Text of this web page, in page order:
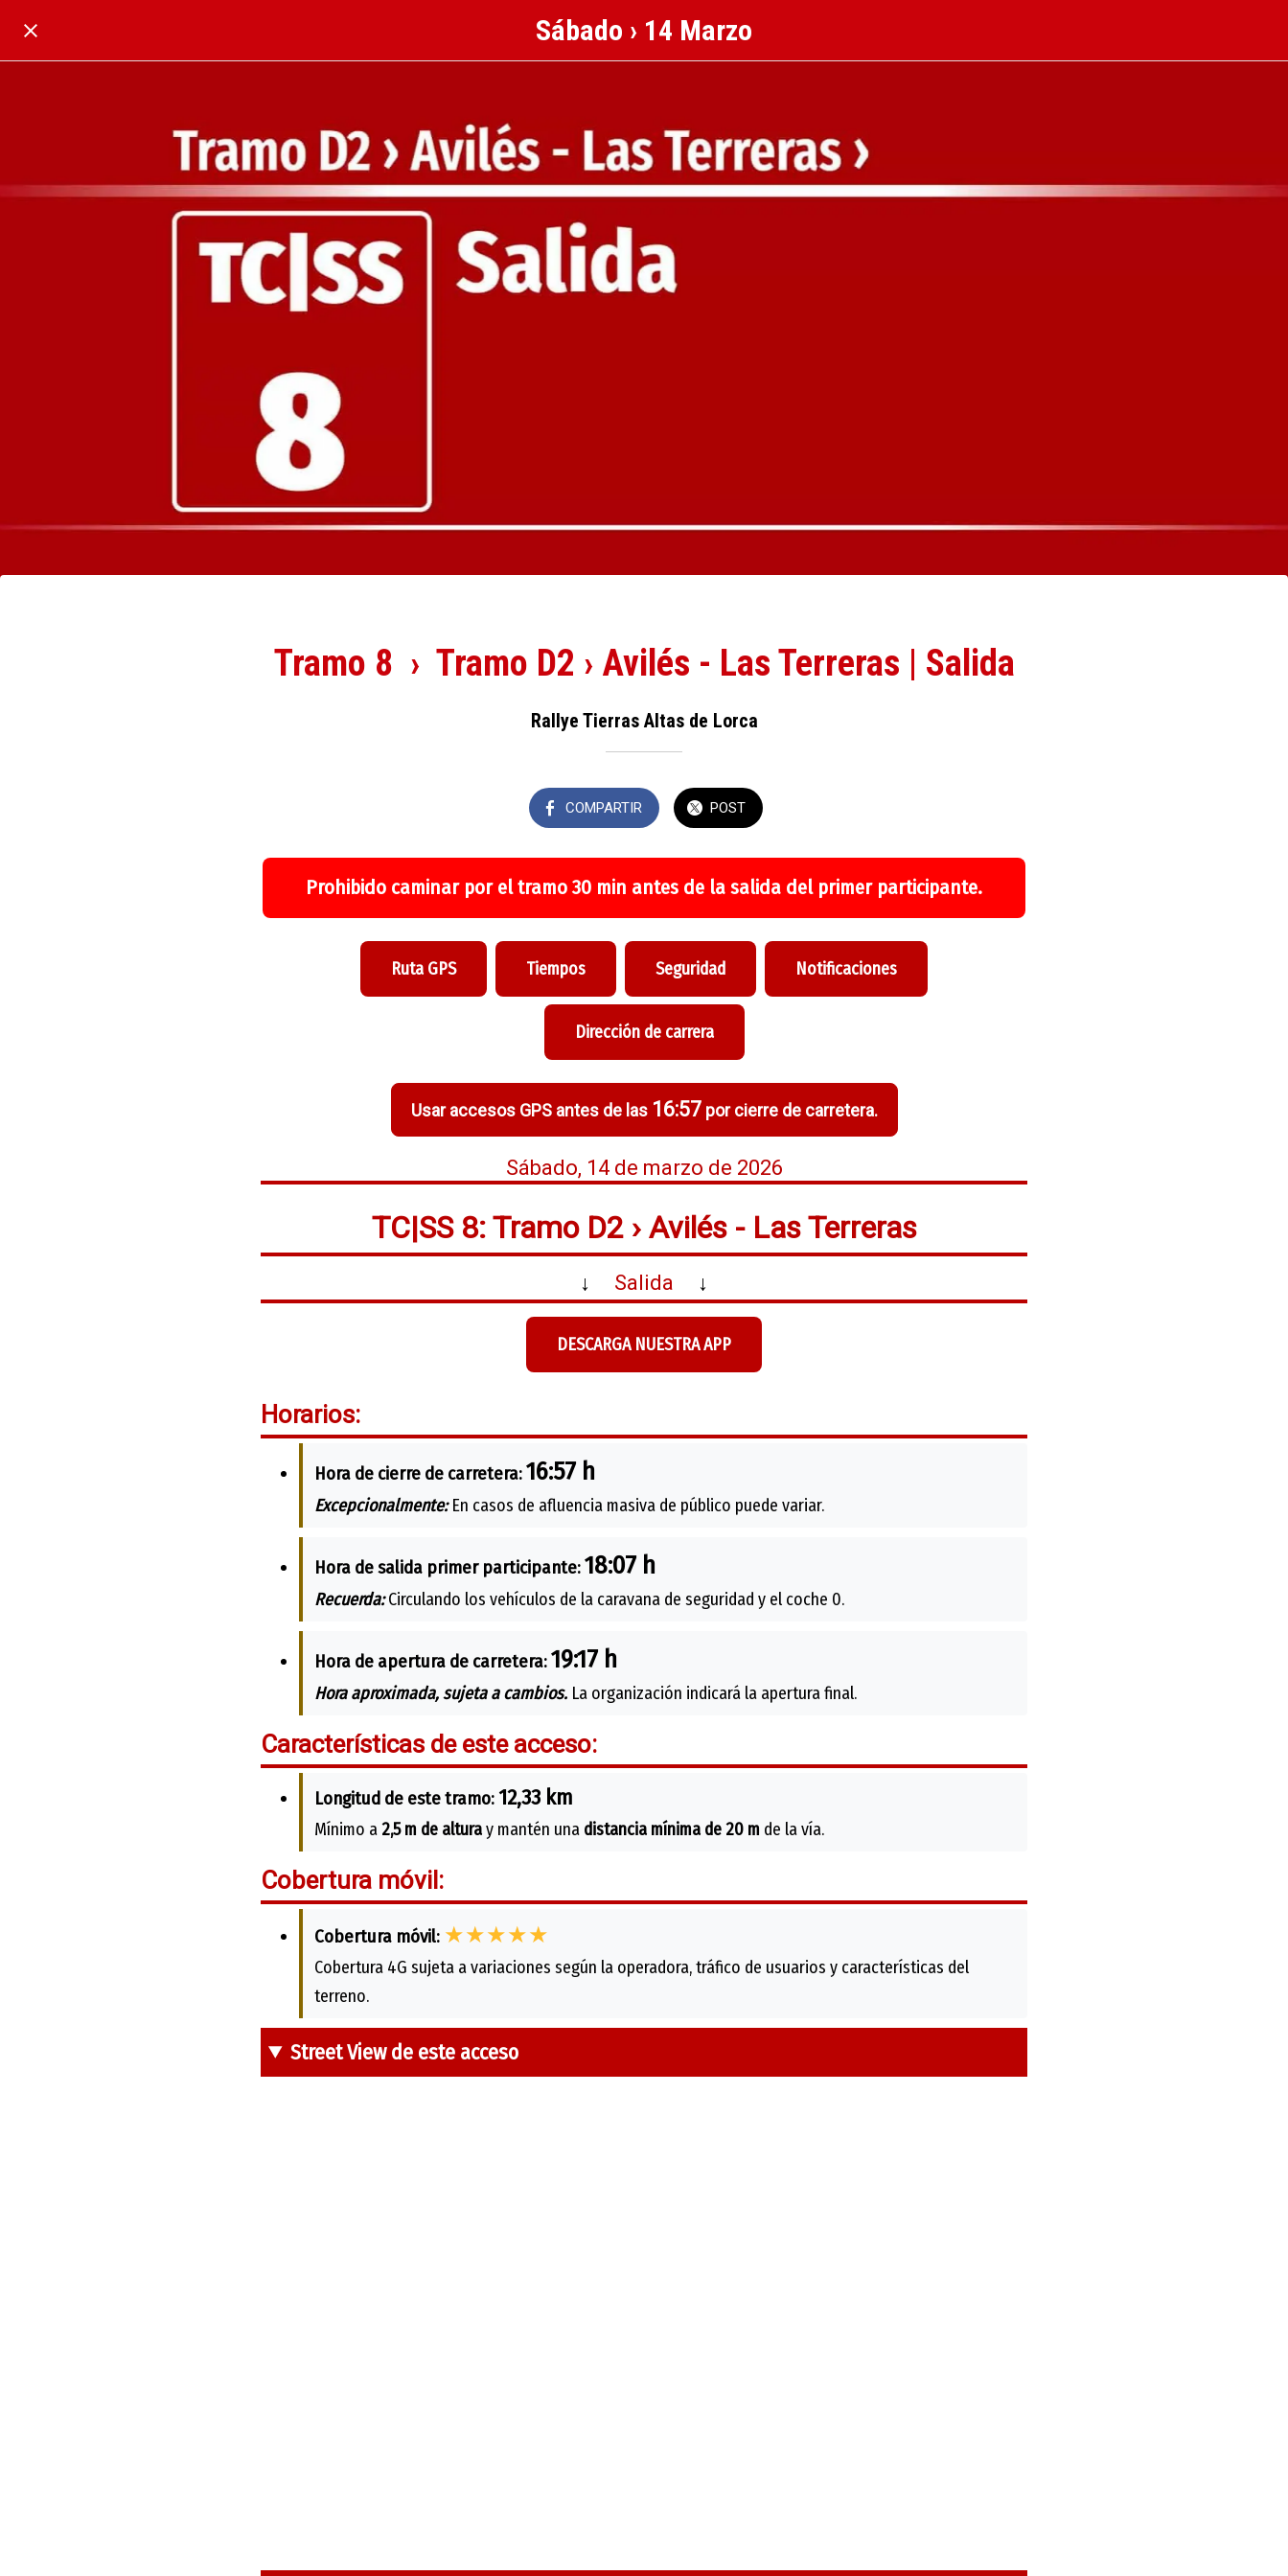
Sábado › 14 Marzo
Tramo 8 › Tramo D2 › Avilés - Las Terreras | Salida
Rallye Tierras Altas de Lorca
COMPARTIR POST
Prohibido caminar por el tramo 30 min antes de la salida del primer participante.
Ruta GPS Tiempos Seguridad Notificaciones
Dirección de carrera
Usar accesos GPS antes de las 16:57por cierre de carretera.
Sábado, 14 de marzo de 2026
TC|SS 8: Tramo D2 › Avilés - Las Terreras
↓ Salida ↓
DESCARGA NUESTRA APP
Horarios:
Hora de cierre de carretera:16:57 h
Excepcionalmente:En casos de afluencia masiva de público puede variar.
Hora de salida primer participante:18:07 h
Recuerda:Circulando los vehículos de la caravana de seguridad y el coche 0.
Hora de apertura de carretera:19:17 h
Hora aproximada, sujeta a cambios. La organización indicará la apertura final.
Características de este acceso:
Longitud de este tramo: 12,33 km
Mínimo a2,5 m de alturay mantén una distancia mínima de 20 m de la vía.
Cobertura móvil:
Cobertura móvil: ★★★★★
Cobertura 4G sujeta a variaciones según la operadora, tráfico de usuarios y características del
terreno.
Street View de este acceso